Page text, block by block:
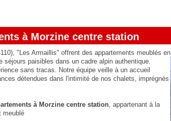
à Morzine centre station
"Les Armaillis" offrent des appartements meublés en
séjours paisibles dans un cadre alpin authentique.
sans tracas. Notre équipe veille à un accueil
détendues dans l'intimité de nos chalets, imprégnés
à Morzine centre station, appartenant à la
meublé